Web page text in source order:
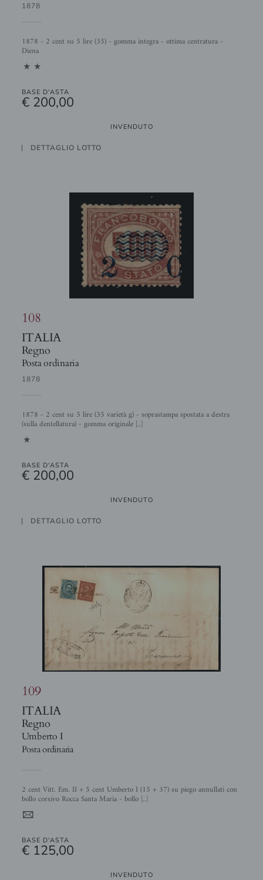
1878
1878 - 2 cent su 5 lire (35) - gomma integra - ottima centratura -
Diena
11
BASE D'ASTA
€ 200,00
INVENDUTO
DETTAGLIO LOTTO
108
ITALIA
Regno
Posta ordinaria
1878
1878 - 2 cent su 5 lire (35 varietà g) - soprastampa spostata a destra
(sulla dentellatura) - gomma originale [..]
1
BASE D'ASTA
€ 200,00
INVENDUTO
DETTAGLIO LOTTO
109
ITALIA
Regno
Umberto I
Posta ordinaria
2 cent Vitt. Em. II + 5 cent Umberto I (15 + 37) su piego annullati con
bollo corsivo Rocca Santa Maria - bollo [..]
4
BASE D'ASTA
€ 125,00
INVENDUTO